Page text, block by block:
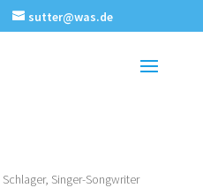
sutter@was.de
Schlager, Singer-Songwriter